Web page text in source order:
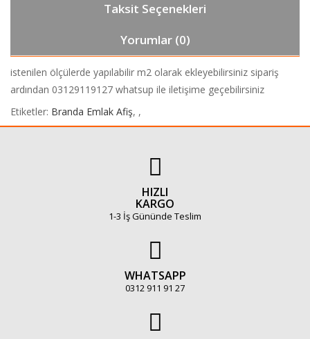
Taksit Seçenekleri
Yorumlar (0)
istenilen ölçülerde yapılabilir m2 olarak ekleyebilirsiniz sipariş
ardından 03129119127 whatsup ile iletişime geçebilirsiniz
Etiketler: Branda Emlak Afiş, ,
HIZLI
KARGO
1-3 İş Gününde Teslim
WHATSAPP
0312 911 91 27